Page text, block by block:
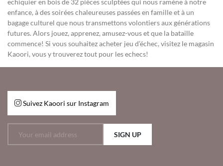
echiquier en bois de 32 pièces sculptées qui nous ramène à notre
enfance, à des soirées chaleureuses passées en famille et à un
bagage culturel que nous transmettons volontiers aux générations
futures. Alors jouez, apprenez, amusez-vous et que la bataille
commence! Si vous souhaitez acheter jeu d’échec, visitez le magasin
Kaoori, vous y trouverez tout pour les echecs!
Suivez Kaoori sur Instagram
SIGN UP